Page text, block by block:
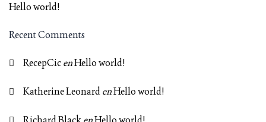
Hello world!
Recent Comments
RecepCicenHello world!
Katherine LeonardenHello world!